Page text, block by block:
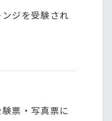
ジを受験され
票・写真票に